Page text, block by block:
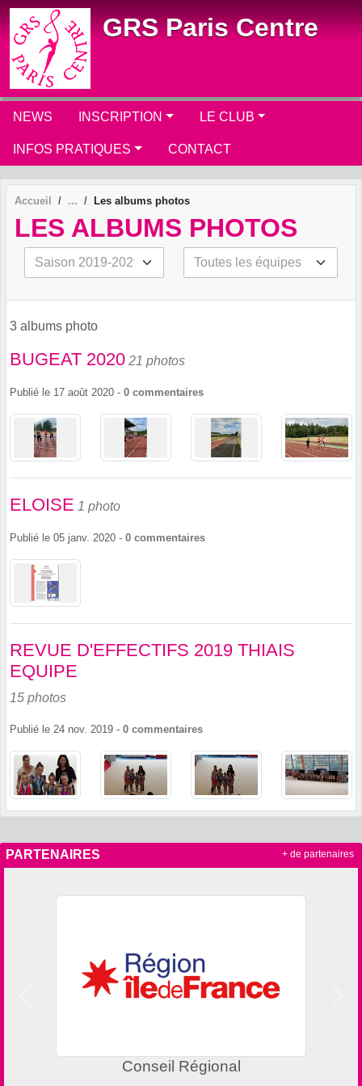
GRS Paris Centre
NEWS INSCRIPTION LE CLUB
INFOS PRATIQUES CONTACT
Accueil Les albums photos
LES ALBUMS PHOTOS
3 albums photo
BUGEAT 2020 21 photos
Publié le 17 août 2020 - 0 commentaires
ELOISE 1 photo
Publié le 05 janv. 2020 - 0 commentaires
REVUE D'EFFECTIFS 2019 THIAIS
EQUIPE
15 photos
Publié le 24 nov. 2019 - 0 commentaires
PARTENAIRES
Conseil Régional
+ de partenaires
Panneau de gestion des cookies